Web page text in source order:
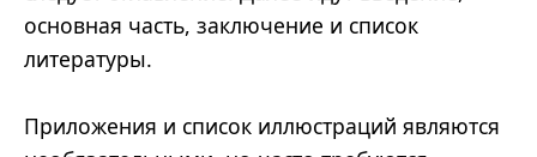
основная часть, заключение и список
литературы.
Приложения и список иллюстраций являются